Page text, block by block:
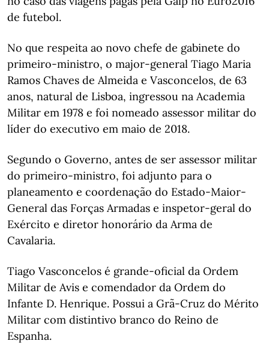
de futebol.
No que respeita ao novo chefe de gabinete do
primeiro-ministro, o major-general Tiago Maria
Ramos Chaves de Almeida e Vasconcelos, de 63
anos, natural de Lisboa, ingressou na Academia
Militar em 1978 e foi nomeado assessor militar do
líder do executivo em maio de 2018.
Segundo o Governo, antes de ser assessor militar
do primeiro-ministro, foi adjunto para o
planeamento e coordenação do Estado-Maior-
General das Forças Armadas e inspetor-geral do
Exército e diretor honorário da Arma de
Cavalaria.
Tiago Vasconcelos é grande-oficial da Ordem
Militar de Avis e comendador da Ordem do
Infante D. Henrique. Possui a Grã-Cruz do Mérito
Militar com distintivo branco do Reino de
Espanha.